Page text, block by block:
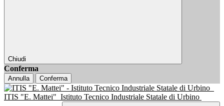
Chiudi
Conferma
Annulla Conferma
ITIS "E. Mattei" Istituto Tecnico Industriale Statale di Urbino